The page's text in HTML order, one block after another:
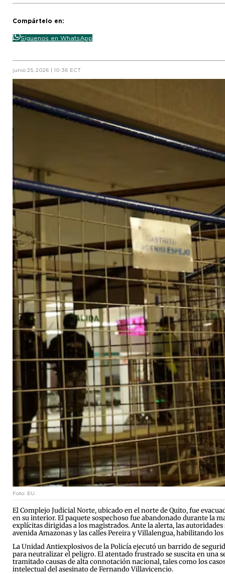
Compártelo en:
Síguenos en WhatsApp
junio 25, 2026 | 10:36 ECT
Foto: EU.
El Complejo Judicial Norte, ubicado en el norte de Quito, fue
en su interior. El paquete sospechoso fue abandonado durante la
explícitas dirigidas a los magistrados. Ante la alerta, las
avenida Amazonas y las calles Pereira y Villalengua, habilitando
La Unidad Antiexplosivos de la Policía ejecutó un barrido de
para neutralizar el peligro. El atentado frustrado se suscita en una
tramitado causas de alta connotación nacional, tales como los
intelectual del asesinato de Fernando Villavicencio.